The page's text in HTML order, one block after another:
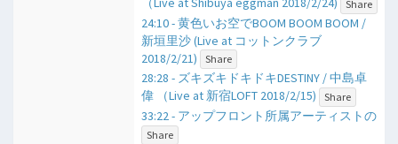
Share
24:10 - 黄色いお空でBOOM BOOM BOOM /
新垣里沙 (Live at コットンクラブ
2018/2/21)
Share
28:28 - ズキズキドキドキDESTINY / 中島卓
偉 （Live at 新宿LOFT 2018/2/15)
Share
33:22 - アップフロント所属アーティストの
Share